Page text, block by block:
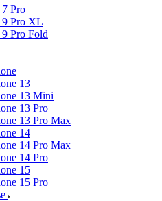
Pro
9 Pro XL
Pro Fold
13
13 Mini
13 Pro
13 Pro Max
14
14 Pro Max
14 Pro
15
15 Pro